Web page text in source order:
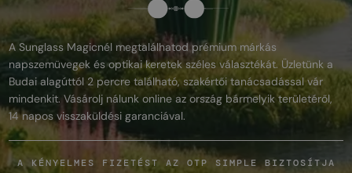
A Sunglass Magicnél megtalálhatod prémium márkás
napszemüvegek és optikai keretek széles választékát. Üzletünk a
Budai alagúttól 2 percre található, szakértői tanácsadással vár
mindenkit. Vásárolj nálunk online az ország bármelyik területéről,
14 napos visszaküldési garanciával.
A KÉNYELMES FIZETÉST AZ OTP SIMPLE BIZTOSÍTJA